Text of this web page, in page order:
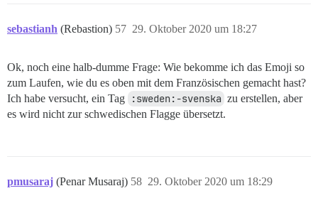
sebastianh (Rebastion) 29. Oktober 2020 um 18:27
57
Ok, noch eine halb-dumme Frage: Wie bekomme ich das Emoji so
zum Laufen, wie du es oben mit dem Französischen gemacht hast?
Ich habe versucht, ein Tag
:sweden:-svenska zu erstellen, aber
es wird nicht zur schwedischen Flagge übersetzt.
pmusaraj (Penar Musaraj) 29. Oktober 2020 um 18:29
58